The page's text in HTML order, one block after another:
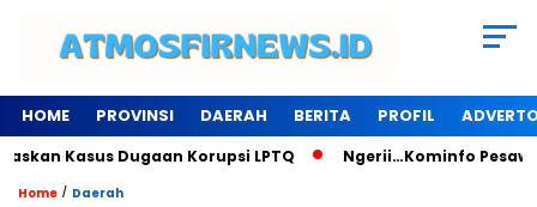
HOME PROVINSI DAERAH BERITA PROFIL
Dugaan Korupsi LPTQ Ngerii…Kominfo Pesawaran
Home / Daerah